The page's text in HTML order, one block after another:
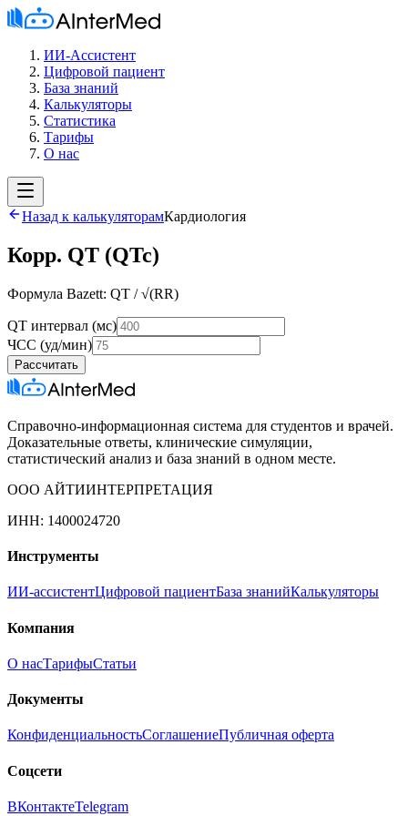
ИИ-Ассистент
Цифровой пациент
База знаний
Калькуляторы
Статистика
Тарифы
О нас
Назад к калькуляторамКардиология
Корр. QT (QTc)
Формула Bazett: QT / √(RR)
QT интервал (мс)
ЧСС (уд/мин)
Рассчитать
Справочно-информационная система для студентов и врачей.
Доказательные ответы, клинические симуляции,
статистический анализ и база знаний в одном месте.
ООО АЙТИИНТЕРПРЕТАЦИЯ
ИНН: 1400024720
Инструменты
ИИ-ассистентЦифровой пациентБаза знанийКалькуляторы
Компания
О насТарифыСтатьи
Документы
КонфиденциальностьСоглашениеПубличная оферта
Соцсети
ВКонтактеTelegram